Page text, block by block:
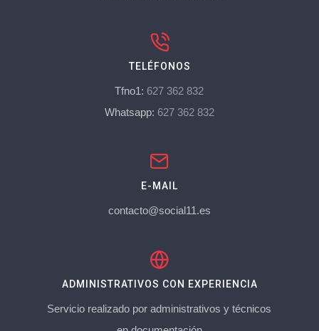
TELÉFONOS
Tfno1: 627 362 832
Whatsapp: 627 362 832
E-MAIL
contacto@social11.es
ADMINISTRATIVOS CON EXPERIENCIA
Servicio realizado por administrativos y técnicos